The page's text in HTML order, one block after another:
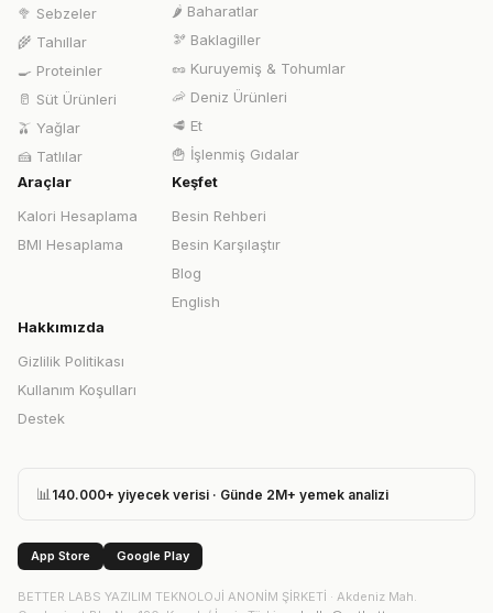
🥦 Sebzeler
🌾 Tahıllar
🍳 Proteinler
🥛 Süt Ürünleri
🫒 Yağlar
🍰 Tatlılar
🌶️ Baharatlar
🫘 Baklagiller
🥜 Kuruyemiş & Tohumlar
🦐 Deniz Ürünleri
🥩 Et
🍟 İşlenmiş Gıdalar
Araçlar
Kalori Hesaplama
BMI Hesaplama
Keşfet
Besin Rehberi
Besin Karşılaştır
Blog
English
Hakkımızda
Gizlilik Politikası
Kullanım Koşulları
Destek
📊 140.000+ yiyecek verisi · Günde 2M+ yemek analizi
App Store Google Play
BETTER LABS YAZILIM TEKNOLOJİ ANONİM ŞİRKETİ · Akdeniz Mah.